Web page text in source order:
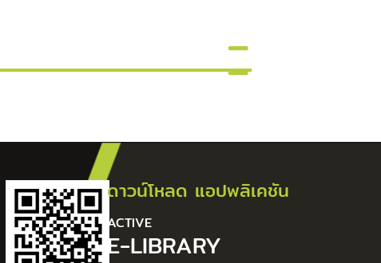
ดาวน์โหลด แอปพลิเคชัน
ACTIVE
E-LIBRARY